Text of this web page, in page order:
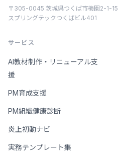
〒305-0045 茨城県つくば市梅園2-1-15
スプリングテックつくばビル401
サービス
AI教材制作・リニューアル支
援
PM育成支援
PM組織健康診断
炎上初動ナビ
実務テンプレート集